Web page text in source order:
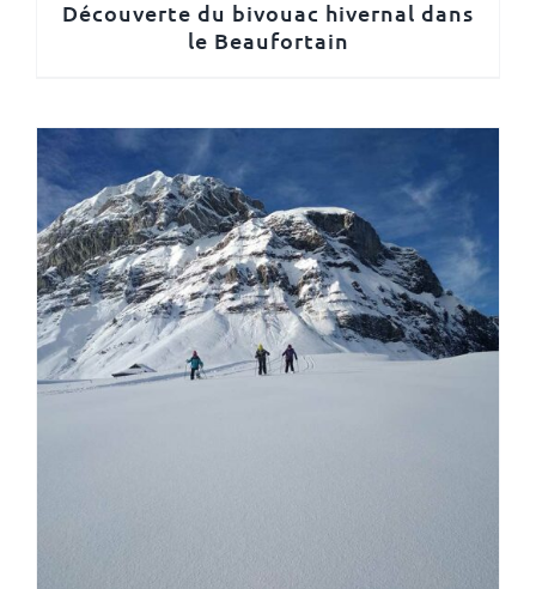
Découverte du bivouac hivernal dans
le Beaufortain